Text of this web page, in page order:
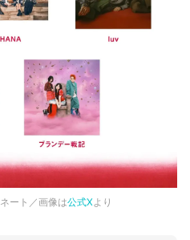
ート／画像は公式Xより